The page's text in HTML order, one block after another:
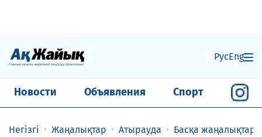
РусEng
Новости Объявления Спорт
Негізгі Жаңалықтар Атырауда Басқа жаңалықтар